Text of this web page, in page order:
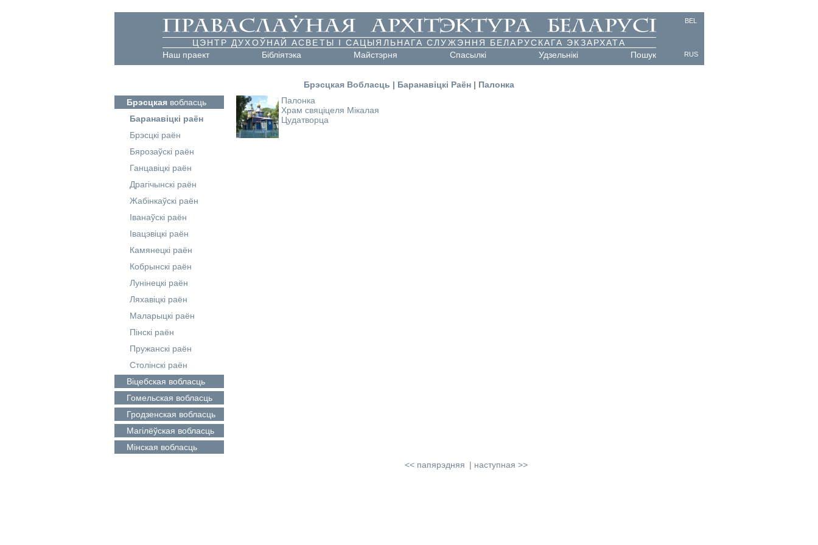
BEL
RUS
ЦЭНТР ДУХОЎНАЙ АСВЕТЫ І САЦЫЯЛЬНАГА СЛУЖЭННЯ БЕЛАРУСКАГА ЭКЗАРХАТА
Наш праект
Бібліятэка Майстэрня Cпасылкі Удзельнікі Пошук
Брэсцкая Вобласць | Баранавіцкі Раён | Палонка
Брэсцкаявобласць
Баранавіцкі раён
Брэсцкі раён
Бярозаўскі раён
Ганцавіцкі раён
Драгічынскі раён
Жабінкаўскі раён
Іванаўскі раён
Івацэвіцкі раён
Камянецкі раён
Кобрынскі раён
Лунінецкі раён
Ляхавіцкі раён
Маларыцкі раён
Пінскі раён
Пружанскі раён
Столінскі раён
Віцебская вобласць
Гомельская вобласць
Гродзенская вобласць
Магілёўская вобласць
Мінская вобласць
Палонка
Храм свяціцеля Мікалая
Цудатворца
<< папярэдняя наступная >>